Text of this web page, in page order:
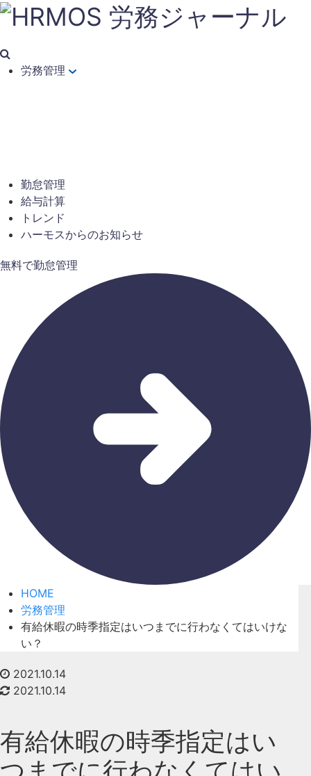
労務管理
勤怠管理
給与計算
トレンド
ハーモスからのお知らせ
無料で勤怠管理
HOME
労務管理
有給休暇の時季指定はいつまでに行わなくてはいけな
い？
2021.10.14
2021.10.14
有給休暇の時季指定はい